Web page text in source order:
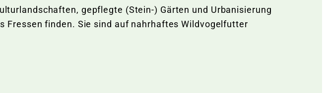
gepflegte (Stein-) Gärten und Urbanisierung
Fressen finden. Sie sind auf nahrhaftes Wildvogelfutter